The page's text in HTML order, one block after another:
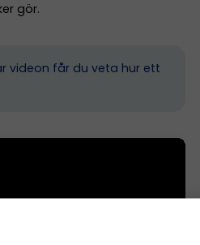
gör.
videon får du veta hur ett